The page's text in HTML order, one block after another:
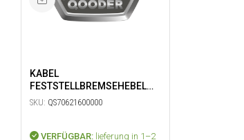
KABEL
FESTSTELLBREMSEHEBEL
AKTIV
SKU: QS70621600000
VERFÜGBAR: lieferung in 1–2